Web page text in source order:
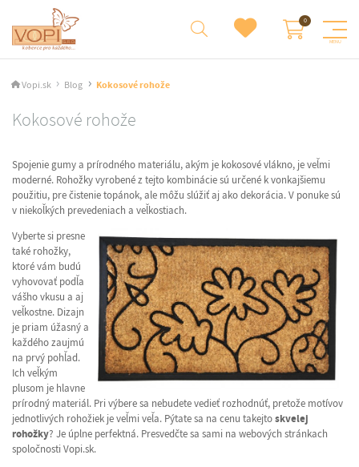
Vopi.sk Blog Kokosové rohože
Kokosové rohože
Spojenie gumy a prírodného materiálu, akým je kokosové vlákno, je veľmi
moderné. Rohožky vyrobené z tejto kombinácie sú určené k vonkajšiemu
použitiu, pre čistenie topánok, ale môžu slúžiť aj ako dekorácia. V ponuke sú
v niekoľkých prevedeniach a veľkostiach.
Vyberte si presne
také rohožky,
ktoré vám budú
vyhovovať podľa
vášho vkusu a aj
veľkostne. Dizajn
je priam úžasný a
každého zaujmú
na prvý pohľad.
Ich veľkým
plusom je hlavne
prírodný materiál. Pri výbere sa nebudete vedieť rozhodnúť, pretože motívov
jednotlivých rohožiek je veľmi veľa. Pýtate sa na cenu takejtoskvelej
rohožky? Je úplne perfektná. Presvedčte sa sami na webových stránkach
spoločnosti Vopi.sk.